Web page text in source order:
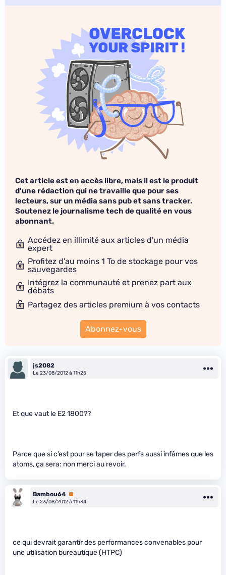
Cet article est en accès libre, mais il est le produit
d'une rédaction qui ne travaille que pour ses
lecteurs, sur un média sans pub et sans tracker.
Soutenez le journalisme tech de qualité en vous
abonnant.
Accédez en illimité aux articles d'un média
expert
Profitez d'au moins 1 To de stockage pour vos
sauvegardes
Intégrez la communauté et prenez part aux
débats
Partagez des articles premium à vos contacts
Abonnez-vous
js2082
Le 23/08/2012 à 11h25
Et que vaut le E2 1800??
Parce que si c’est pour se taper des perfs aussi infâmes que les
atoms, ça sera: non merci au revoir.
Bambou64 Premium
Le 23/08/2012 à 11h34
ce qui devrait garantir des performances convenables pour
une utilisation bureautique (HTPC)